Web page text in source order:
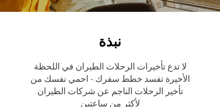
نبذة
لا تدع تأخيرات الرحلات الطيران في اللحظة
الأخيرة تفسد خطط سفرك - احمي نفسك من
تأخير الرحلات الناجم عن شركات الطيران
لأكثر من ساعتين